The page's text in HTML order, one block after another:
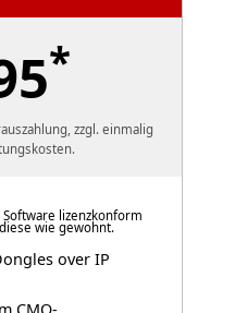
*
zzgl. einmalig
lizenzkonform
wie gewohnt.
over IP
CMO-